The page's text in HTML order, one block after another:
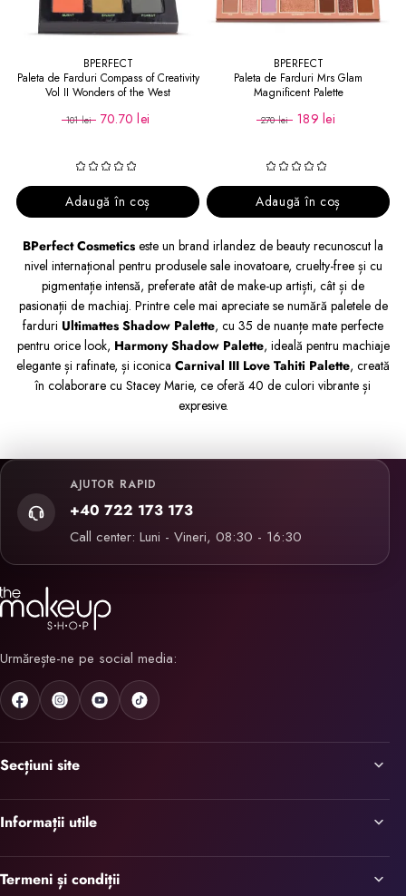
BPERFECT
Paleta de Farduri Compass of Creativity
Vol II Wonders of the West
101 lei 70.70 lei
Adaugă în coș
BPERFECT
Paleta de Farduri Mrs Glam
Magnificent Palette
270 lei 189 lei
Adaugă în coș
BPerfect Cosmetics este un brand irlandez de beauty recunoscut la
nivel internațional pentru produsele sale inovatoare, cruelty-free și cu
pigmentație intensă, preferate atât de make-up artiști, cât și de
pasionații de machiaj. Printre cele mai apreciate se numără paletele de
farduri Ultimattes Shadow Palette, cu 35 de nuanțe mate perfecte
pentru orice look, Harmony Shadow Palette, ideală pentru machiaje
elegante și rafinate, și iconica Carnival III Love Tahiti Palette, creată
în colaborare cu Stacey Marie, ce oferă 40 de culori vibrante și
expresive.
AJUTOR RAPID
+40 722 173 173
Call center: Luni - Vineri, 08:30 - 16:30
Urmărește-ne pe social media:
Secțiuni site
Informații utile
Termeni și condiții